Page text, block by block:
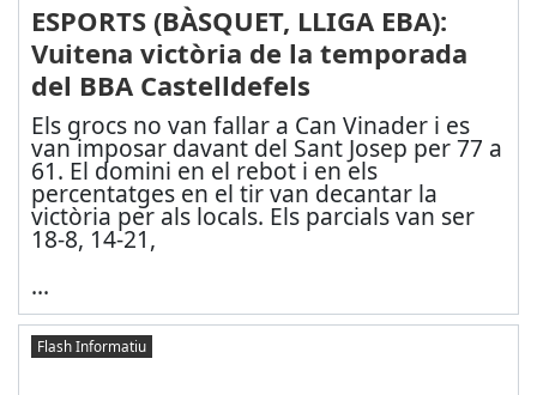
ESPORTS (BÀSQUET, LLIGA EBA):
Vuitena victòria de la temporada
del BBA Castelldefels
Els grocs no van fallar a Can Vinader i es
van imposar davant del Sant Josep per 77 a
61. El domini en el rebot i en els
percentatges en el tir van decantar la
victòria per als locals. Els parcials van ser
18-8, 14-21,
...
Flash Informatiu